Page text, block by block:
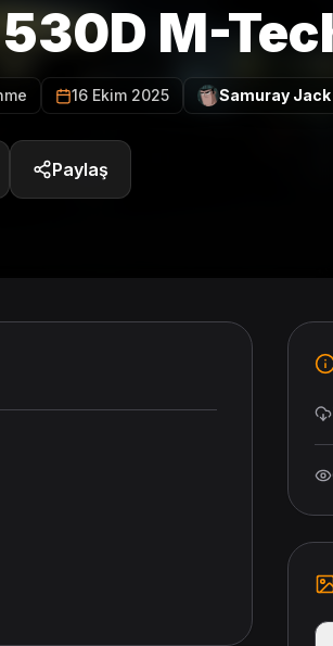
M-
16 Ekim 2025 Samuray Jack
Paylaş